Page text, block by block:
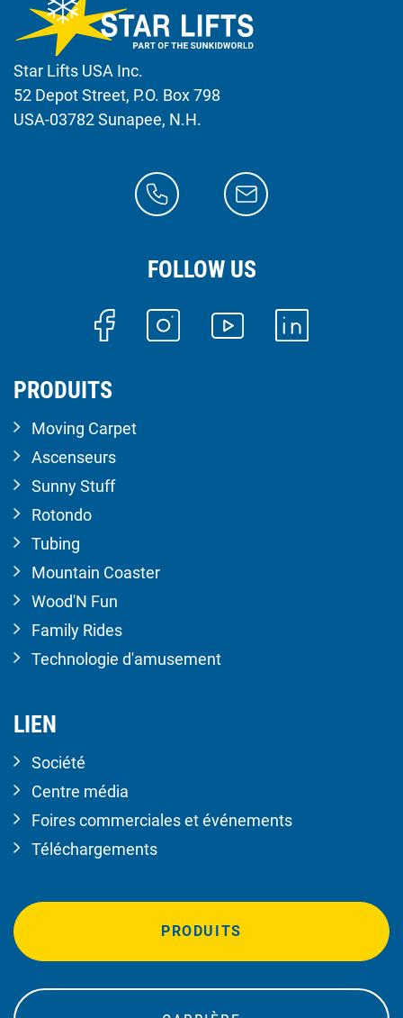
Star Lifts USA Inc.
52 Depot Street, P.O. Box 798
USA-03782 Sunapee, N.H.
FOLLOW US
PRODUITS
Moving Carpet
Ascenseurs
Sunny Stuff
Rotondo
Tubing
Mountain Coaster
Wood'N Fun
Family Rides
Technologie d'amusement
LIEN
Société
Centre média
Foires commerciales et événements
Téléchargements
PRODUITS